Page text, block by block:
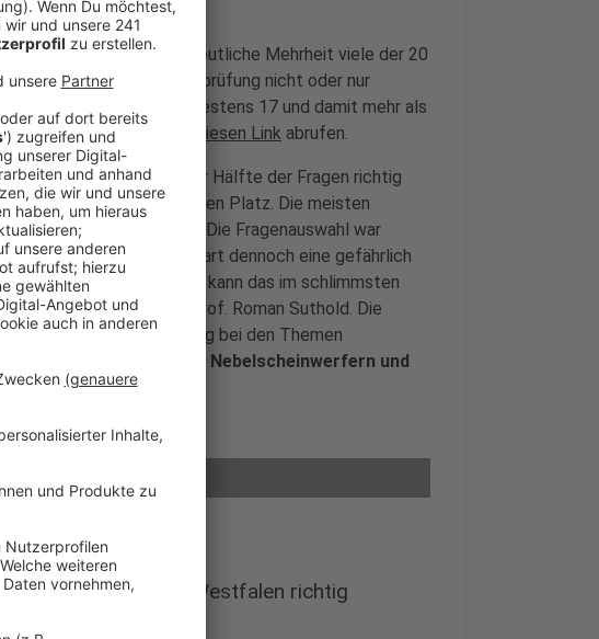
beantwortete eine deutliche Mehrheit viele der 20
Führerschein-Theorieprüfung nicht oder nur
Befragten kam auf mindestens 17 und damit mehr als
lässt sich
über diesen Link abrufen.
lediglich bei knapp der Hälfte der Fragen richtig
Vergleich auf dem achten Platz. Die meisten
Niedersachsen (10,3). "Die Fragenauswahl war
Das Ergebnis offenbart dennoch eine gefährlich
Auf der Straße kann das im schlimmsten
Verkehrsexperte Prof. Roman Suthold. Die
laut ADAC Befragung bei den Themen
Nutzung von Nebelscheinwerfern und
aus Nordrhein-Westfalen richtig